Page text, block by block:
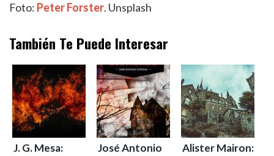
Foto: Peter Forster. Unsplash
También Te Puede Interesar
J. G. Mesa: José Antonio Alister Mairon: